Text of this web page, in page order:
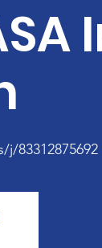
83312875692